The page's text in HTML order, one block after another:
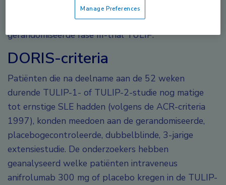
aanvullende therapie gebruiken in de
langetermijnextensiestudie van de dubbelblinde,
gerandomiseerde fase III-trial TULIP.
DORIS-criteria
Patiënten die na deelname aan de 52 weken
durende TULIP-1- of TULIP-2-studie nog matige
tot ernstige SLE hadden (volgens de ACR-criteria
1997), konden meedoen aan de gerandomiseerde,
placebogecontroleerde, dubbelblinde, 3-jarige
extensiestudie. De onderzoekers hebben
geanalyseerd welke patiënten intraveneus
anifrolumab 300 mg of placebo kregen in de TULIP-
Manage Preferences